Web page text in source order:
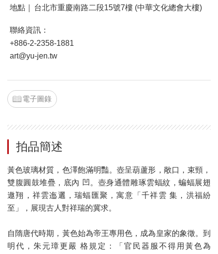
地點｜
台北市重慶南路二段15號7樓 (中華文化總會大樓)
聯絡資訊：
+886-2-2358-1881
art@yu-jen.tw
電子圖錄
拍品簡述
黃色玻璃材質，色澤飽滿明豔。壺呈葫蘆形，敞口，束頸，
雙腹圓鼓堆疊，底內 凹。壺身通體雕琢雲蝠紋，蝙蝠展翅
遨翔，祥雲迤邐，瑞蝠匯聚，寓意「千祥雲 集，洪福紛
至」，展現古人對祥瑞的冀求。
自隋唐代時期，黃色始為帝王專用色，成為皇家的象徵。到
明代，朱元璋更嚴 格規定：「官民器服不得用黃色為